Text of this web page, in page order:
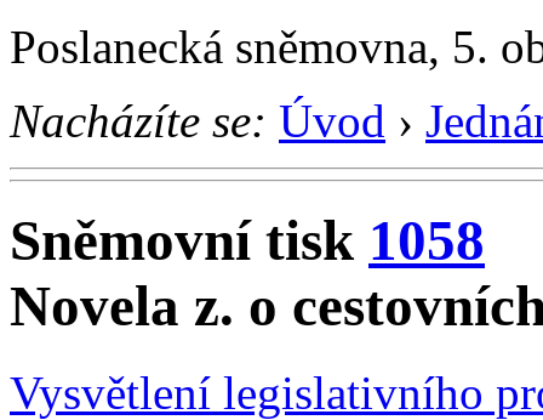
Poslanecká sněmovna, 5.
Nacházíte se: Úvod ›
Sněmovní tisk 1058
Novela z. o
Vysvětlení legislativního